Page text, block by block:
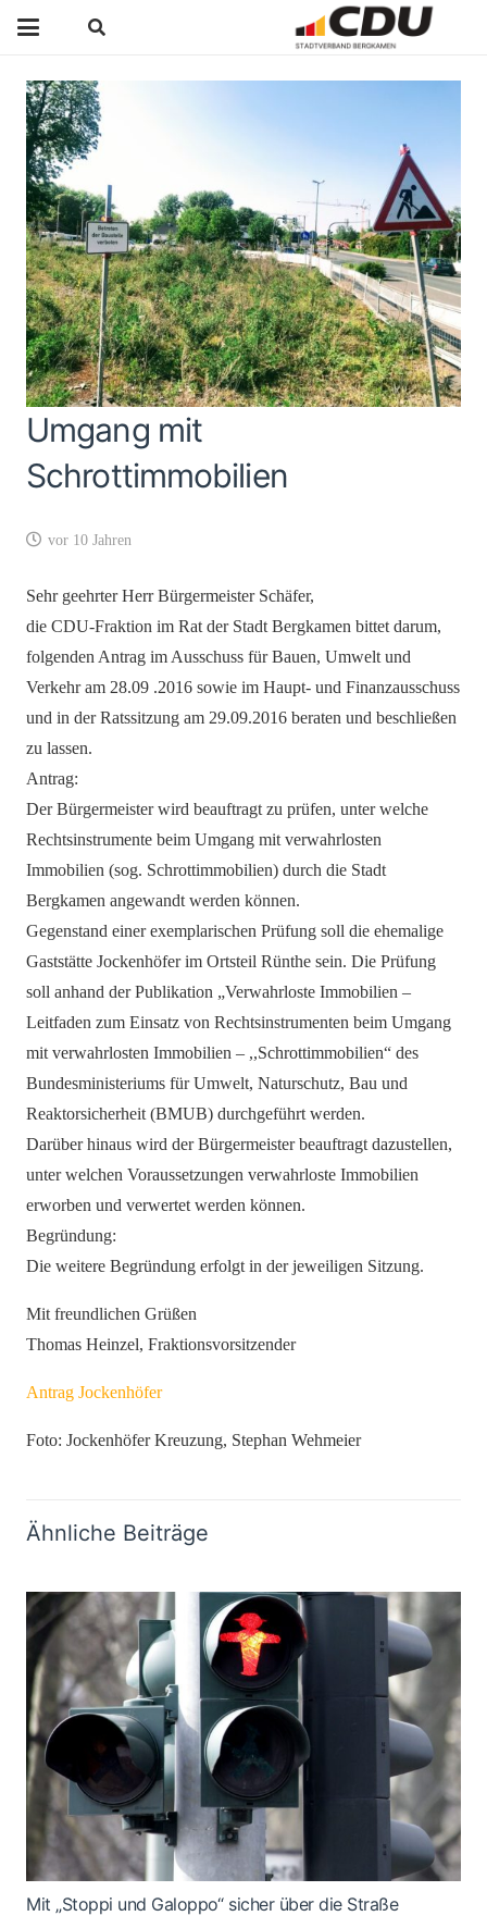
Umgang mit
Schrottimmobilien
vor 10 Jahren
Sehr geehrter Herr Bürgermeister Schäfer,
die CDU-Fraktion im Rat der Stadt Bergkamen bittet darum,
folgenden Antrag im Ausschuss für Bauen, Umwelt und
Verkehr am 28.09 .2016 sowie im Haupt- und Finanzausschuss
und in der Ratssitzung am 29.09.2016 beraten und beschließen
zu lassen.
Antrag:
Der Bürgermeister wird beauftragt zu prüfen, unter welche
Rechtsinstrumente beim Umgang mit verwahrlosten
Immobilien (sog. Schrottimmobilien) durch die Stadt
Bergkamen angewandt werden können.
Gegenstand einer exemplarischen Prüfung soll die ehemalige
Gaststätte Jockenhöfer im Ortsteil Rünthe sein. Die Prüfung
soll anhand der Publikation „Verwahrloste Immobilien –
Leitfaden zum Einsatz von Rechtsinstrumenten beim Umgang
mit verwahrlosten Immobilien – ,,Schrottimmobilien“ des
Bundesministeriums für Umwelt, Naturschutz, Bau und
Reaktorsicherheit (BMUB) durchgeführt werden.
Darüber hinaus wird der Bürgermeister beauftragt dazustellen,
unter welchen Voraussetzungen verwahrloste Immobilien
erworben und verwertet werden können.
Begründung:
Die weitere Begründung erfolgt in der jeweiligen Sitzung.
Mit freundlichen Grüßen
Thomas Heinzel, Fraktionsvorsitzender
Antrag Jockenhöfer
Foto: Jockenhöfer Kreuzung, Stephan Wehmeier
Ähnliche Beiträge
Mit „Stoppi und Galoppo“ sicher über die Straße